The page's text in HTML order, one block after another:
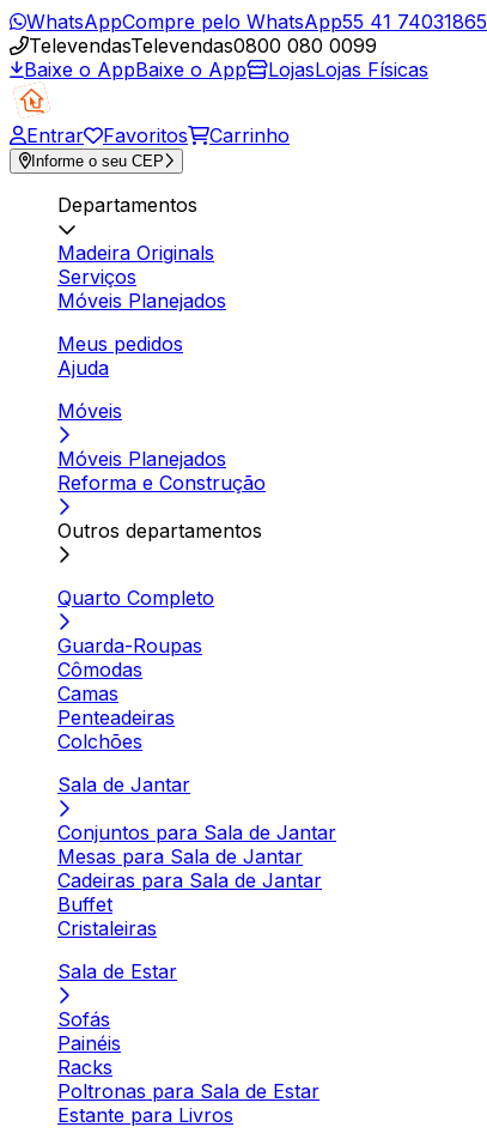
WhatsAppCompre pelo WhatsApp55 41 74031865
TelevendasTelevendas0800 080 0099
Baixe o AppBaixe o App LojasLojas Físicas
Entrar Favoritos Carrinho
Informe o seu CEP
Departamentos
Madeira Originals
Serviços
Móveis Planejados
Meus pedidos
Ajuda
Móveis
Móveis Planejados
Reforma e Construção
Outros departamentos
Quarto Completo
Guarda-Roupas
Cômodas
Camas
Penteadeiras
Colchões
Sala de Jantar
Conjuntos para Sala de Jantar
Mesas para Sala de Jantar
Cadeiras para Sala de Jantar
Buffet
Cristaleiras
Sala de Estar
Sofás
Painéis
Racks
Poltronas para Sala de Estar
Estante para Livros